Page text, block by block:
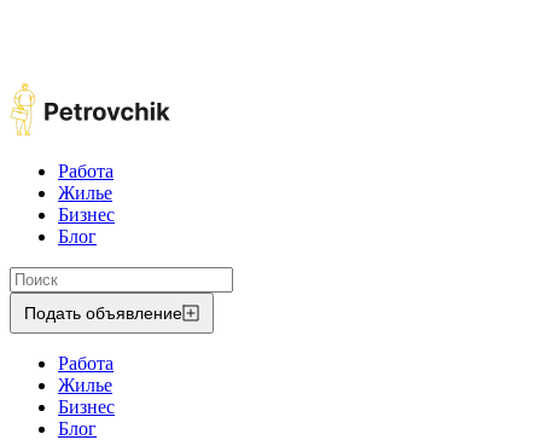
Работа
Жилье
Бизнес
Блог
Подать объявление
Работа
Жилье
Бизнес
Блог